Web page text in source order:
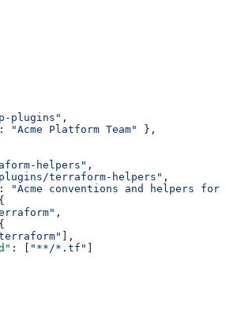
plugins" ,
: "Acme Platform Team"
},
helpers" ,
terraform-helpers" ,
:
"Acme conventions and helpers for
,
],
: [ "**/*.tf" ]